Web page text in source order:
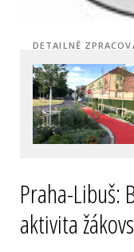
DETAILNĚ
Praha-Libuš:
aktivita